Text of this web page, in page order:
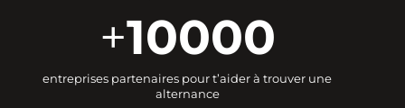
+10000
entreprises partenaires pour t’aider à trouver une
alternance